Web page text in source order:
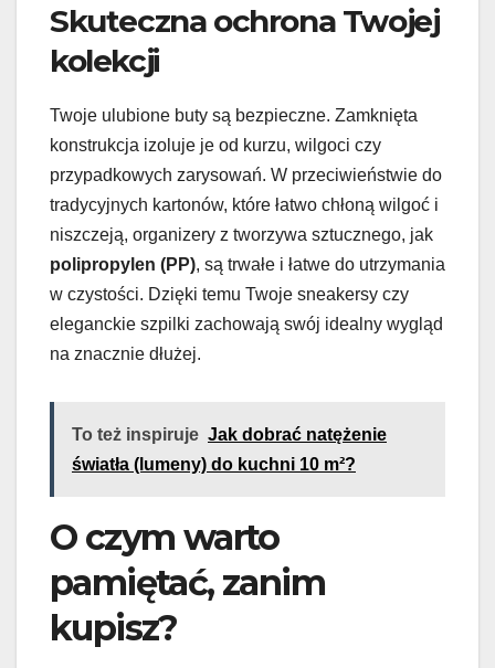
Skuteczna ochrona Twojej
kolekcji
Twoje ulubione buty są bezpieczne. Zamknięta
konstrukcja izoluje je od kurzu, wilgoci czy
przypadkowych zarysowań. W przeciwieństwie do
tradycyjnych kartonów, które łatwo chłoną wilgoć i
niszczeją, organizery z tworzywa sztucznego, jak
polipropylen (PP), są trwałe i łatwe do utrzymania
w czystości. Dzięki temu Twoje sneakersy czy
eleganckie szpilki zachowają swój idealny wygląd
na znacznie dłużej.
To też inspiruje Jak dobrać natężenie
światła (lumeny) do kuchni 10 m²?
O czym warto
pamiętać, zanim
kupisz?